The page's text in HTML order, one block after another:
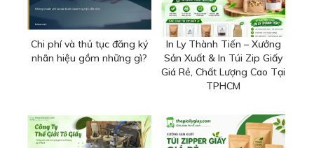
Chi phí và thủ tục đăng ký
nhãn hiệu gồm những gì?
In Ly Thành Tiến – Xưởng
Sản Xuất & In Túi Zip Giấy
Giá Rẻ, Chất Lượng Cao Tại
TPHCM